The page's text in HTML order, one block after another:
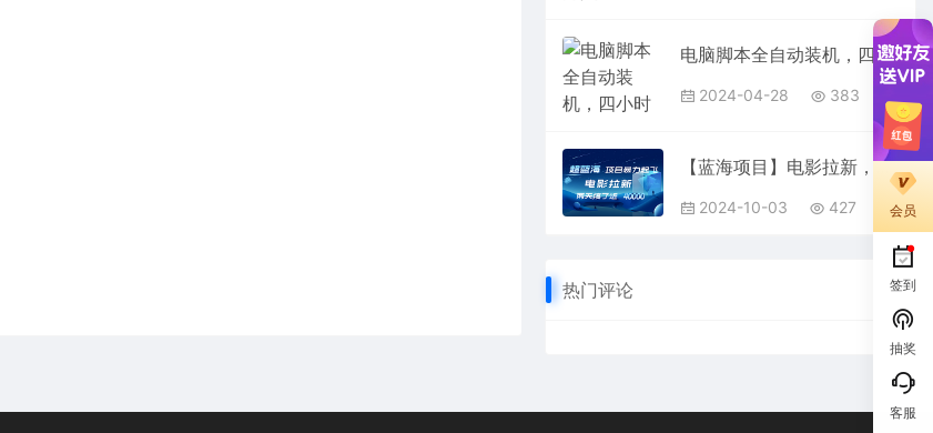
电脑脚本全自动装机，四小时单窗口收益15.8+可无线多开，日收益 1800~2…
2024-04-28 383
【蓝海项目】电影拉新，两天搞了近4w！超好出单，直接起飞
2024-10-03 427
热门评论
会员
签到
抽奖
客服